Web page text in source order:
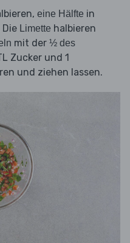
eine Hälfte in
Limette halbieren
mit der ½ des
Zucker und 1
und ziehen lassen.